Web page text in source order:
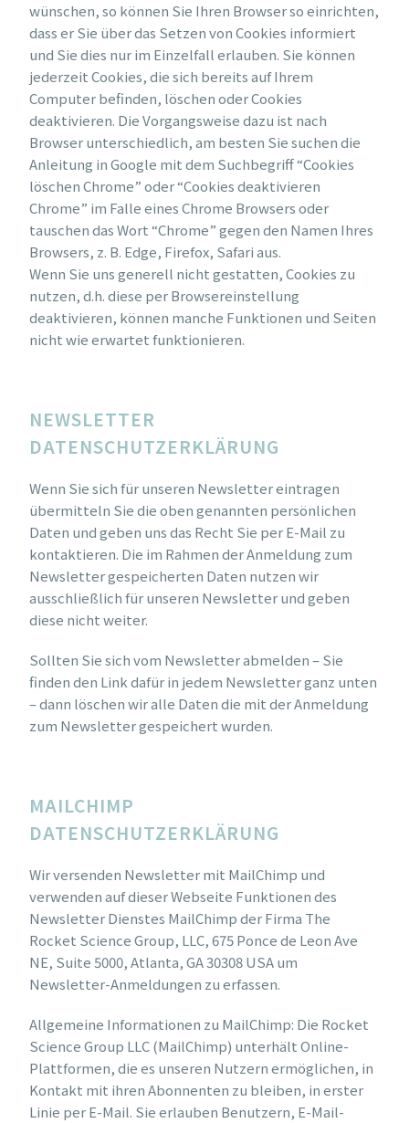
wünschen, so können Sie Ihren Browser so einrichten,
dass er Sie über das Setzen von Cookies informiert
und Sie dies nur im Einzelfall erlauben. Sie können
jederzeit Cookies, die sich bereits auf Ihrem
Computer befinden, löschen oder Cookies
deaktivieren. Die Vorgangsweise dazu ist nach
Browser unterschiedlich, am besten Sie suchen die
Anleitung in Google mit dem Suchbegriff “Cookies
löschen Chrome” oder “Cookies deaktivieren
Chrome” im Falle eines Chrome Browsers oder
tauschen das Wort “Chrome” gegen den Namen Ihres
Browsers, z. B. Edge, Firefox, Safari aus.
Wenn Sie uns generell nicht gestatten, Cookies zu
nutzen, d.h. diese per Browsereinstellung
deaktivieren, können manche Funktionen und Seiten
nicht wie erwartet funktionieren.
NEWSLETTER
DATENSCHUTZERKLÄRUNG
Wenn Sie sich für unseren Newsletter eintragen
übermitteln Sie die oben genannten persönlichen
Daten und geben uns das Recht Sie per E-Mail zu
kontaktieren. Die im Rahmen der Anmeldung zum
Newsletter gespeicherten Daten nutzen wir
ausschließlich für unseren Newsletter und geben
diese nicht weiter.
Sollten Sie sich vom Newsletter abmelden – Sie
finden den Link dafür in jedem Newsletter ganz unten
– dann löschen wir alle Daten die mit der Anmeldung
zum Newsletter gespeichert wurden.
MAILCHIMP
DATENSCHUTZERKLÄRUNG
Wir versenden Newsletter mit MailChimp und
verwenden auf dieser Webseite Funktionen des
Newsletter Dienstes MailChimp der Firma The
Rocket Science Group, LLC, 675 Ponce de Leon Ave
NE, Suite 5000, Atlanta, GA 30308 USA um
Newsletter-Anmeldungen zu erfassen.
Allgemeine Informationen zu MailChimp: Die Rocket
Science Group LLC (MailChimp) unterhält Online-
Plattformen, die es unseren Nutzern ermöglichen, in
Kontakt mit ihren Abonnenten zu bleiben, in erster
Linie per E-Mail. Sie erlauben Benutzern, E-Mail-